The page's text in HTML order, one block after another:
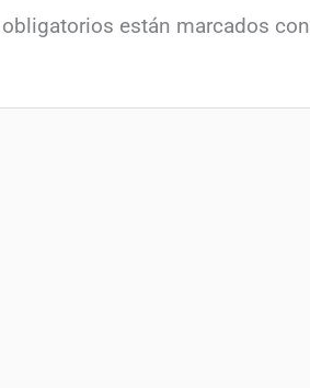
están marcados con